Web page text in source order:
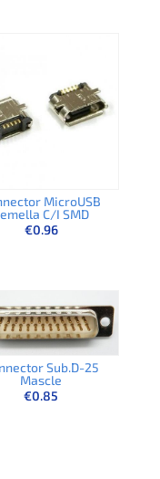
MicroUSB
C/I SMD
€0.96
Sub.D-25
Mascle
€0.85